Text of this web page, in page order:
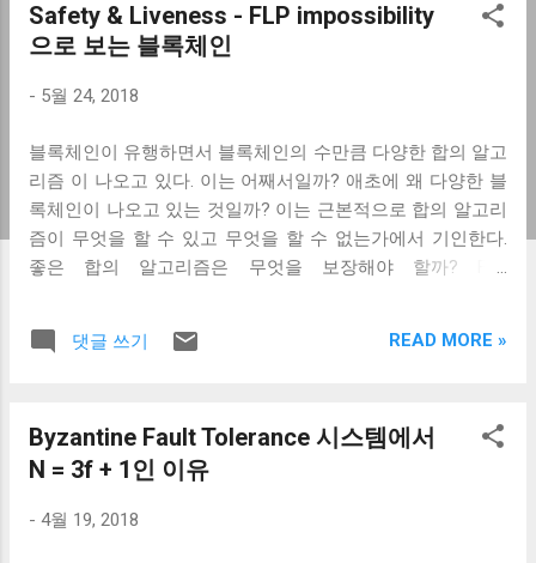
Safety & Liveness - FLP impossibility
으로 보는 블록체인
- 5월 24, 2018
블록체인이 유행하면서 블록체인의 수만큼 다양한 합의 알고
리즘 이 나오고 있다. 이는 어째서일까? 애초에 왜 다양한 블
록체인이 나오고 있는 것일까? 이는 근본적으로 합의 알고리
즘이 무엇을 할 수 있고 무엇을 할 수 없는가에서 기인한다.
좋은 합의 알고리즘은 무엇을 보장해야 할까? FLP
점에서 보면 같은 높이에 서로 다른 블록이 생성됐다는 것이
에서 합의는 노드 간의 메시지를 주고받으며 각 노드의 상태
를 변경시키며 이루어진다. 이때 문제없는 노드들은 무한 루
드가 문제없이 합의를 할 수 있으면 이 시스템은 liveness가
댓글 쓰기 READ MORE »
Byzantine Fault Tolerance 시스템에서
N = 3f + 1인 이유
- 4월 19, 2018